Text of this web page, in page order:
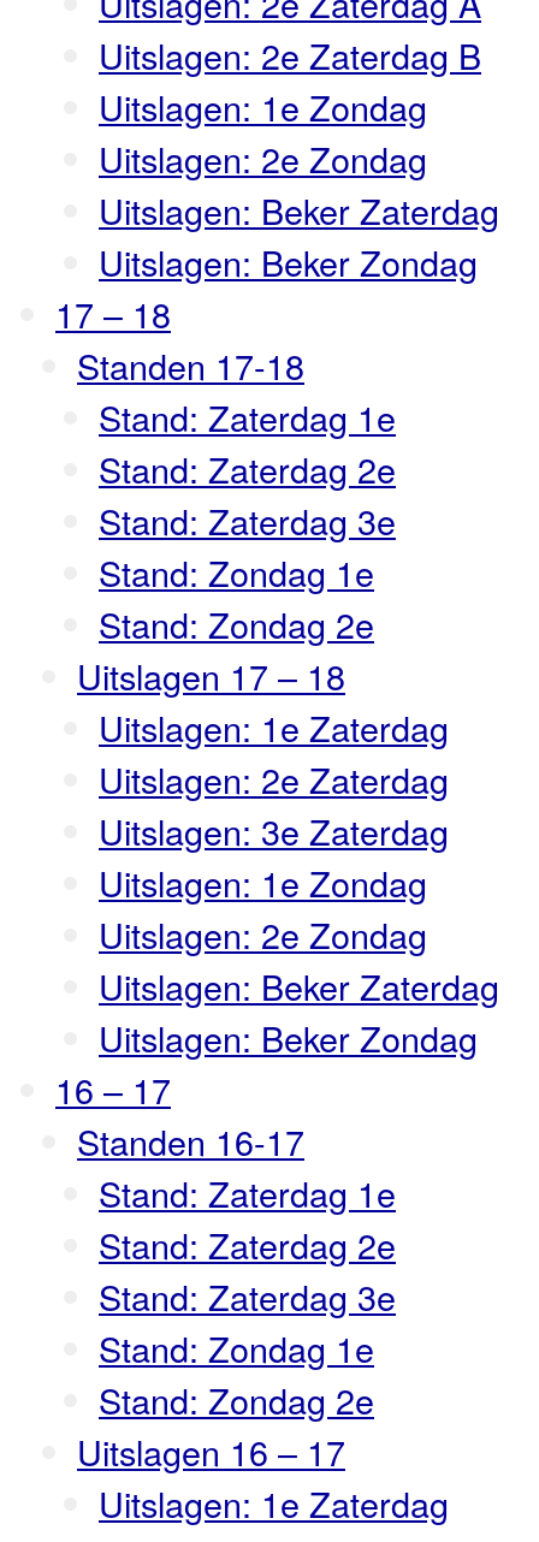
Uitslagen: 2e Zaterdag B
Uitslagen: 1e Zondag
Uitslagen: 2e Zondag
Uitslagen: Beker Zaterdag
Uitslagen: Beker Zondag
17 – 18
Standen 17-18
Stand: Zaterdag 1e
Stand: Zaterdag 2e
Stand: Zaterdag 3e
Stand: Zondag 1e
Stand: Zondag 2e
Uitslagen 17 – 18
Uitslagen: 1e Zaterdag
Uitslagen: 2e Zaterdag
Uitslagen: 3e Zaterdag
Uitslagen: 1e Zondag
Uitslagen: 2e Zondag
Uitslagen: Beker Zaterdag
Uitslagen: Beker Zondag
16 – 17
Standen 16-17
Stand: Zaterdag 1e
Stand: Zaterdag 2e
Stand: Zaterdag 3e
Stand: Zondag 1e
Stand: Zondag 2e
Uitslagen 16 – 17
Uitslagen: 1e Zaterdag